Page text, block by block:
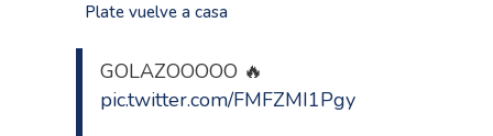
Plate vuelve a casa
GOLAZOOOOO 🔥
pic.twitter.com/FMFZMI1Pgy